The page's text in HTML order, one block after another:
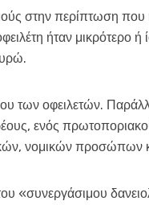
στην περίπτωση που η
ήταν μικρότερο
των οφειλετών.
ενός
νομικών προσώπων
«συνεργάσιμου